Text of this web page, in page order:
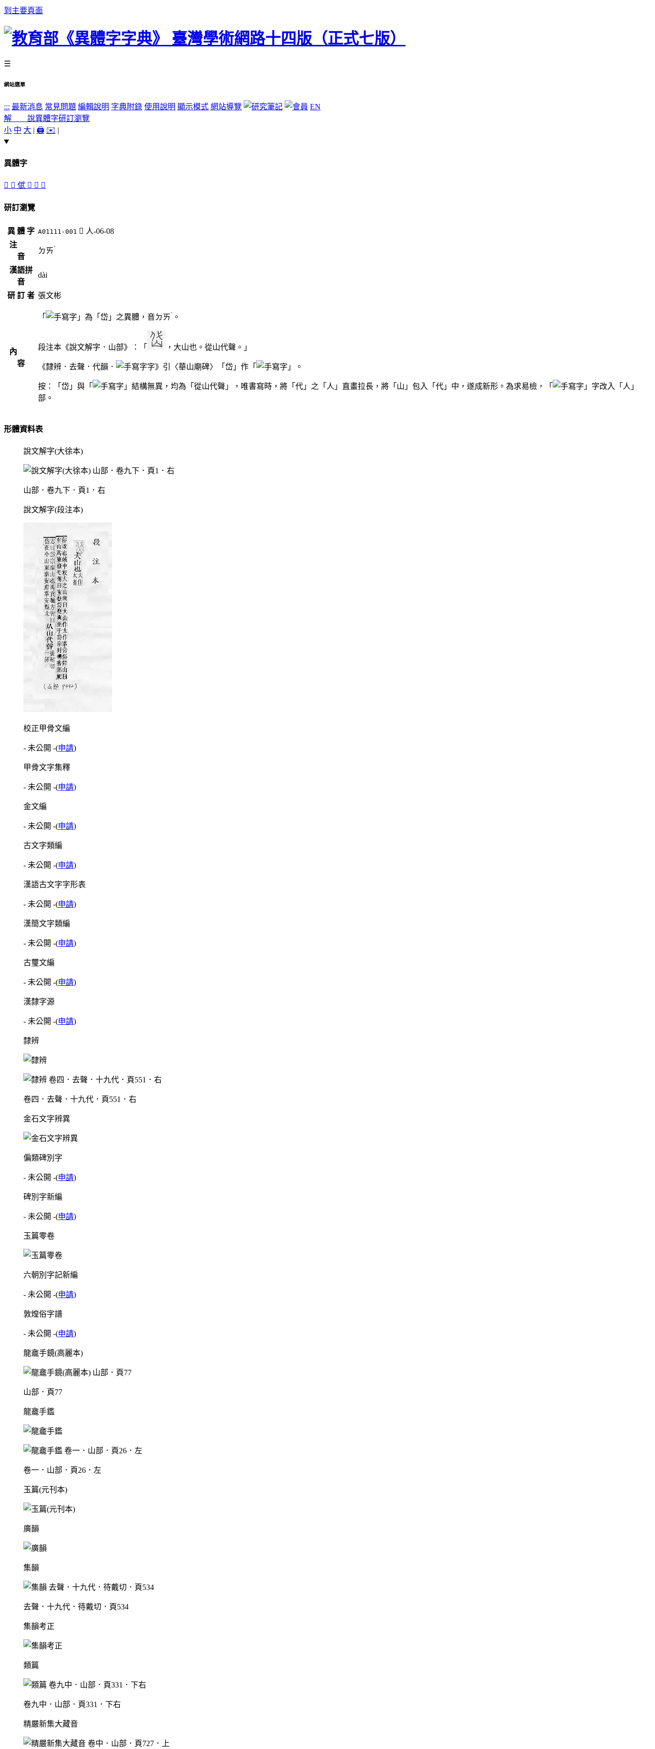
到主要頁面
☰
網站選單
::: 最新消息 常見問題 編輯說明 字典附錄 使用說明 顯示模式 網站導覽
EN
解 說異體字研訂瀏覽
小 中 大 | 🖨️ ✉️ |
異體字
󱧇 󱧊 倵 󱧉 󱧋 󱧈
研訂瀏覽
異 體 字 A01111-001 󱧇 人-06-08
注
音
ㄉㄞˋ
漢語拼
音
dài
研 訂 者 張文彬
內
容
「 」為「岱」之異體，音ㄉㄞˋ 。
段注本《說文解字．山部》：「 ，大山也。從山代聲。」
《隸辨．去聲．代韻． 字》引〈華山廟碑〉「岱」作「 」。
按：「岱」與「 」結構無異，均為「從山代聲」，唯書寫時，將「代」之「人」直畫拉長，將「山」包入「代」中，遂成新形。為求易檢，「
」字改入「人」
部。
形體資料表
說文解字(大徐本)
山部．卷九下．頁1．右
說文解字(段注本)
校正甲骨文編
- 未公開 -(申請)
甲骨文字集釋
- 未公開 -(申請)
金文編
- 未公開 -(申請)
古文字類編
- 未公開 -(申請)
漢語古文字字形表
- 未公開 -(申請)
漢簡文字類編
- 未公開 -(申請)
古璽文編
- 未公開 -(申請)
漢隸字源
- 未公開 -(申請)
隸辨
卷四．去聲．十九代．頁551．右
金石文字辨異
偏類碑別字
- 未公開 -(申請)
碑別字新編
- 未公開 -(申請)
玉篇零卷
六朝別字記新編
- 未公開 -(申請)
敦煌俗字譜
- 未公開 -(申請)
龍龕手鏡(高麗本)
山部．頁77
龍龕手鑑
卷一．山部．頁26．左
玉篇(元刊本)
廣韻
集韻
去聲．十九代．待戴切．頁534
集韻考正
類篇
卷九中．山部．頁331．下右
精嚴新集大藏音